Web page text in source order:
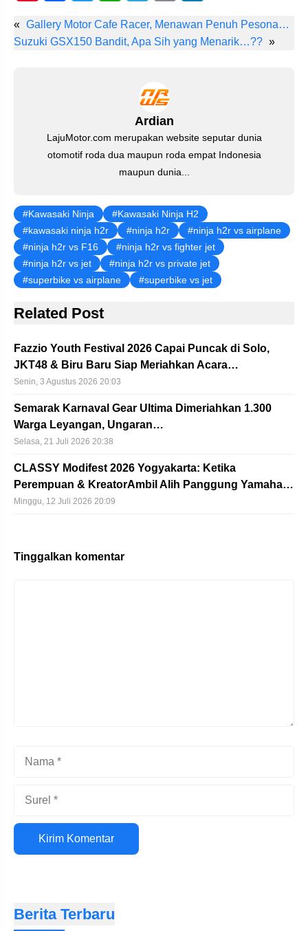
er c
k
tt
at e
m
ail k
« Gallery Motor Cafe Racer, Menawan Penuh Pesona…
Suzuki GSX150 Bandit, Apa Sih yang Menarik…?? »
Ardian
LajuMotor.com merupakan website seputar dunia
otomotif roda dua maupun roda empat Indonesia
maupun dunia...
Kawasaki Ninja
Kawasaki Ninja H2
kawasaki ninja h2r
ninja h2r
ninja h2r vs airplane
ninja h2r vs F16
ninja h2r vs fighter jet
ninja h2r vs jet
ninja h2r vs private jet
superbike vs airplane
superbike vs jet
Related Post
Fazzio Youth Festival 2026 Capai Puncak di Solo,
JKT48 & Biru Baru Siap Meriahkan Acara…
Senin, 3 Agustus 2026 20:03
Semarak Karnaval Gear Ultima Dimeriahkan 1.300
Warga Leyangan, Ungaran…
Selasa, 21 Juli 2026 20:38
CLASSY Modifest 2026 Yogyakarta: Ketika
Perempuan & KreatorAmbil Alih Panggung Yamaha…
Minggu, 12 Juli 2026 20:09
Tinggalkan komentar
Situs
web
Berita Terbaru